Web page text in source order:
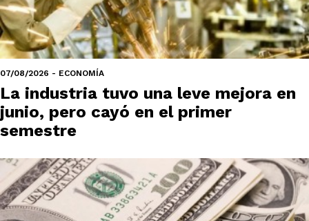
07/08/2026 - ECONOMÍA
La industria tuvo una leve mejora en
junio, pero cayó en el primer
semestre